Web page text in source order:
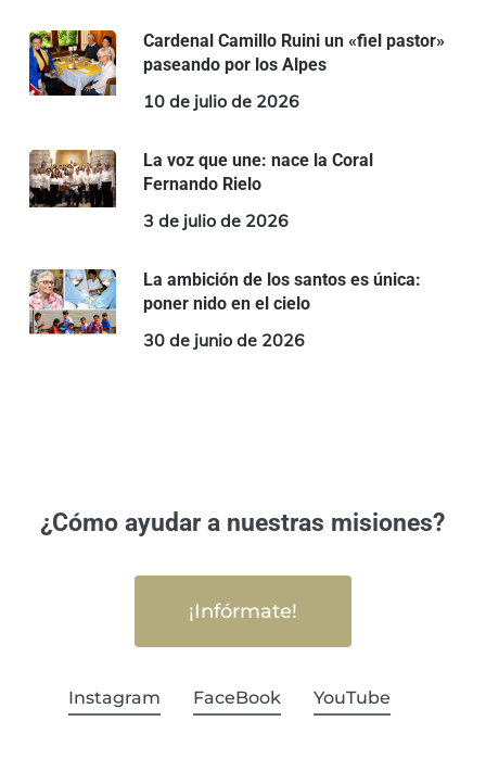
Cardenal Camillo Ruini un «fiel pastor»
paseando por los Alpes
10 de julio de 2026
La voz que une: nace la Coral
Fernando Rielo
3 de julio de 2026
La ambición de los santos es única:
poner nido en el cielo
30 de junio de 2026
¿Cómo ayudar a nuestras misiones?
¡Infórmate!
Instagram FaceBook YouTube